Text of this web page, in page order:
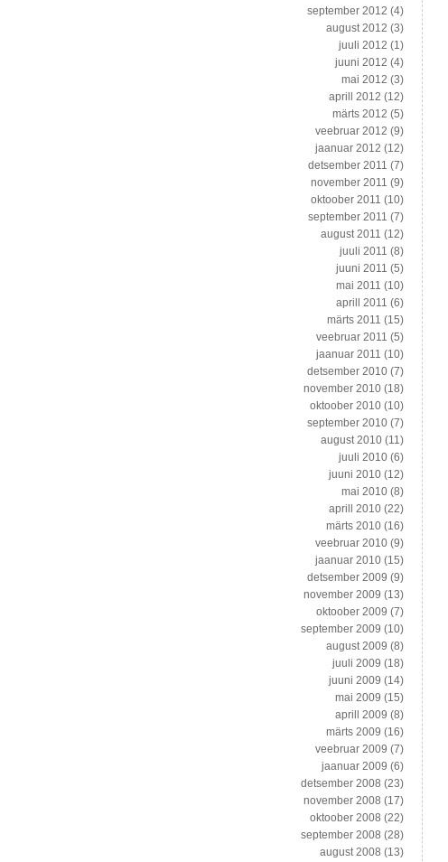
september 2012 (4)
august 2012 (3)
juuli 2012 (1)
juuni 2012 (4)
mai 2012 (3)
aprill 2012 (12)
märts 2012 (5)
veebruar 2012 (9)
jaanuar 2012 (12)
detsember 2011 (7)
november 2011 (9)
oktoober 2011 (10)
september 2011 (7)
august 2011 (12)
juuli 2011 (8)
juuni 2011 (5)
mai 2011 (10)
aprill 2011 (6)
märts 2011 (15)
veebruar 2011 (5)
jaanuar 2011 (10)
detsember 2010 (7)
november 2010 (18)
oktoober 2010 (10)
september 2010 (7)
august 2010 (11)
juuli 2010 (6)
juuni 2010 (12)
mai 2010 (8)
aprill 2010 (22)
märts 2010 (16)
veebruar 2010 (9)
jaanuar 2010 (15)
detsember 2009 (9)
november 2009 (13)
oktoober 2009 (7)
september 2009 (10)
august 2009 (8)
juuli 2009 (18)
juuni 2009 (14)
mai 2009 (15)
aprill 2009 (8)
märts 2009 (16)
veebruar 2009 (7)
jaanuar 2009 (6)
detsember 2008 (23)
november 2008 (17)
oktoober 2008 (22)
september 2008 (28)
august 2008 (13)